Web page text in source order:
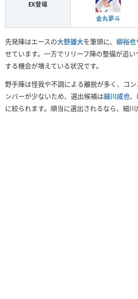
EX登場
金丸夢斗
先発陣はエースの大野雄大を筆頭に、 柳裕也
せています。一方でリリーフ陣の整備が追
する機会が増えている状況です。
野手陣は怪我や不調による離脱が多く、コ
ンバーが少ないため、選出候補は細川成也、
に絞られます。順当に選出されるなら、細川